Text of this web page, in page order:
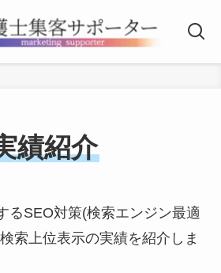
績紹介
るSEO対策(検索エンジン最適
索上位表示の実績を紹介しま